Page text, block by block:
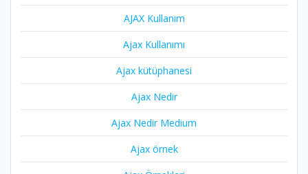
AJAX Kullanım
Ajax Kullanımı
Ajax kütüphanesi
Ajax Nedir
Ajax Nedir Medium
Ajax örnek